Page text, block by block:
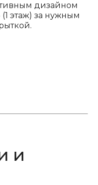
дизайном
этаж) за нужным
и